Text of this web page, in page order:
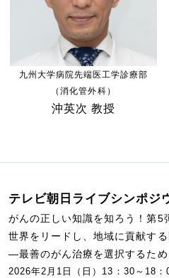
九州大学病院先端医工学診療部
（消化管外科）
沖英次 教授
テレビ朝日ライブシンポジ
がんの正しい知識を知ろう！第
世界をリードし、地域に貢献す
―最善のがん治療を選択するた
2026年2月1日（日）13：30～18：